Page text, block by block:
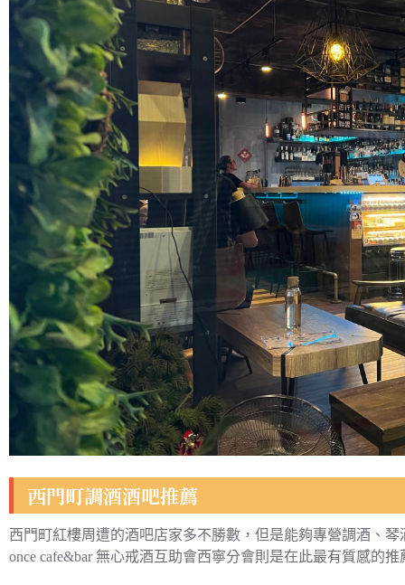
西門町調酒酒吧推薦
西門町紅樓周遭的酒吧店家多不勝數，但是能夠專營調酒、
once cafe&bar 無心戒酒互助會西寧分會則是在此最有質感的